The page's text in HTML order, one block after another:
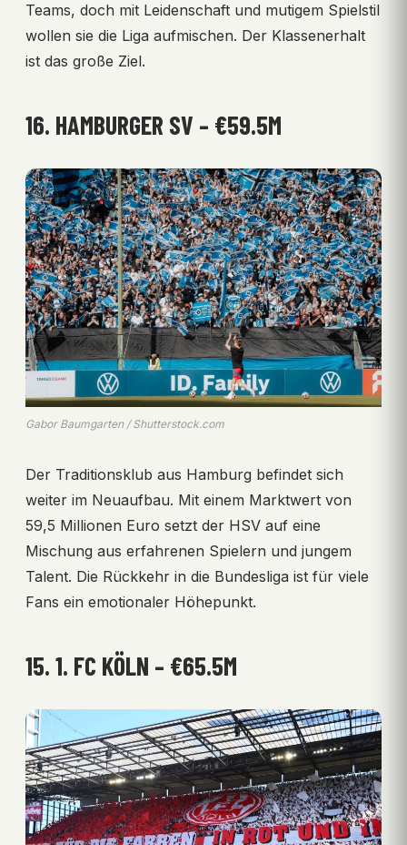
Teams, doch mit Leidenschaft und mutigem Spielstil
wollen sie die Liga aufmischen. Der Klassenerhalt
ist das große Ziel.
16. HAMBURGER SV – €59.5M
Gabor Baumgarten / Shutterstock.com
Der Traditionsklub aus Hamburg befindet sich
weiter im Neuaufbau. Mit einem Marktwert von
59,5 Millionen Euro setzt der HSV auf eine
Mischung aus erfahrenen Spielern und jungem
Talent. Die Rückkehr in die Bundesliga ist für viele
Fans ein emotionaler Höhepunkt.
15. 1. FC KÖLN – €65.5M